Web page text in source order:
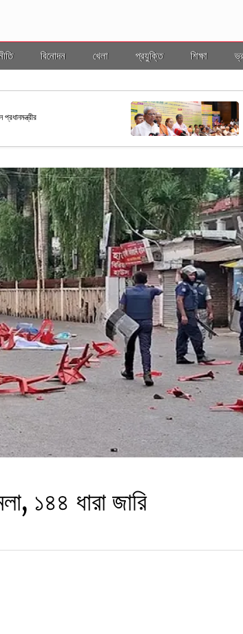
বিনোদন খেলা প্রযুক্তি শিক্ষা
১৪৪ ধারা জারি